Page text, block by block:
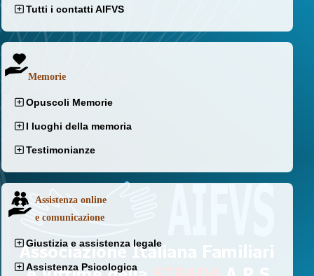
Tutti i contatti AIFVS
Memorie
Opuscoli Memorie
I luoghi della memoria
Testimonianze
Assistenza online
e comunicazione
Giustizia e assistenza legale
Assistenza Psicologica